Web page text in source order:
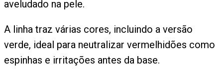
aveludado na pele.
A linha traz várias cores, incluindo a versão
verde, ideal para neutralizar vermelhidões como
espinhas e irritações antes da base.